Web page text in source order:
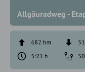
Allgäuradweg -
682 hm
5:21 h